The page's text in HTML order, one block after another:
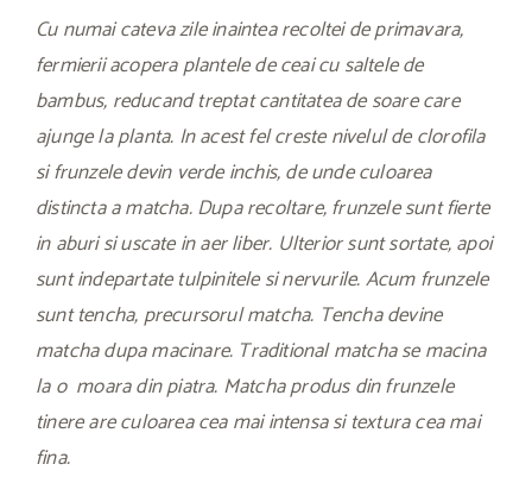
Cu numai cateva zile inaintea recoltei de primavara,
fermierii acopera plantele de ceai cu saltele de
bambus, reducand treptat cantitatea de soare care
ajunge la planta. In acest fel creste nivelul de clorofila
si frunzele devin verde inchis, de unde culoarea
distincta a matcha. Dupa recoltare, frunzele sunt fierte
in aburi si uscate in aer liber. Ulterior sunt sortate, apoi
sunt indepartate tulpinitele si nervurile. Acum frunzele
sunt tencha, precursorul matcha. Tencha devine
matcha dupa macinare. Traditional matcha se macina
la o moara din piatra. Matcha produs din frunzele
tinere are culoarea cea mai intensa si textura cea mai
fina.